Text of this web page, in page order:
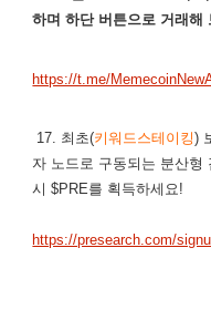
하며 하단 버튼으로 거래해
https://t.me/
17. 최초(키워드스테이킹)
자 노드로 구동되는 분산형
시 $PRE를 획득하세요!
https://presearch.com/